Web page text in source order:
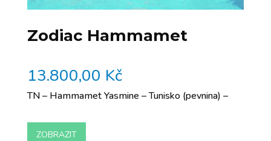
Zodiac Hammamet
13.800,00 Kč
TN – Hammamet Yasmine – Tunisko (pevnina) –
ZOBRAZIT